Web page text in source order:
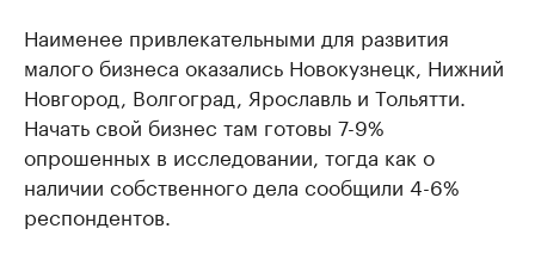
Наименее привлекательными для развития
малого бизнеса оказались Новокузнецк, Нижний
Новгород, Волгоград, Ярославль и Тольятти.
Начать свой бизнес там готовы 7-9%
опрошенных в исследовании, тогда как о
наличии собственного дела сообщили 4-6%
респондентов.